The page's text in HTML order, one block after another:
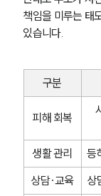
책임을 미루는 태
있습니다.
구분
피해 회복
생활 관리 등
상담·교육
상